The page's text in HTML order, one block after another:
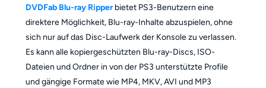
DVDFab Blu-ray Ripperbietet PS3-Benutzern eine
direktere Möglichkeit, Blu-ray-Inhalte abzuspielen, ohne
sich nur auf das Disc-Laufwerk der Konsole zu verlassen.
Es kann alle kopiergeschützten Blu-ray-Discs, ISO-
Dateien und Ordner in von der PS3 unterstützte Profile
und gängige Formate wie MP4, MKV, AVI und MP3